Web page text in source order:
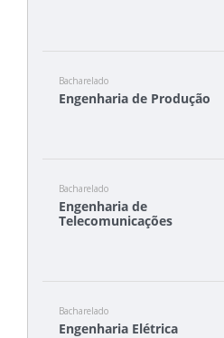
Bacharelado
Engenharia de Produção
Bacharelado
Engenharia de
Telecomunicações
Bacharelado
Engenharia Elétrica